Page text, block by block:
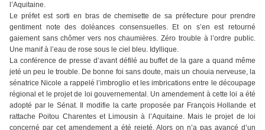
l’Aquitaine.
Le préfet est sorti en bras de chemisette de sa préfecture pour prendre
gentiment note des doléances consensuelles. Et on s’en est retourné
gaiement sans chômer vers nos chaumières. Zéro trouble à l’ordre public.
Une manif à l’eau de rose sous le ciel bleu. Idyllique.
La conférence de presse d’avant défilé au buffet de la gare a quand même
jeté un peu le trouble. De bonne foi sans doute, mais un chouia nerveuse, la
sénatrice Nicole a rappelé l’imbroglio et les imbrications entre le découpage
régional et le projet de loi gouvernemental. Un amendement à cette loi a été
adopté par le Sénat. Il modifie la carte proposée par François Hollande et
rattache Poitou Charentes et Limousin à l’Aquitaine. Mais le projet de loi
concerné par cet amendement a été rejeté. Alors on n’a pas avancé d’un